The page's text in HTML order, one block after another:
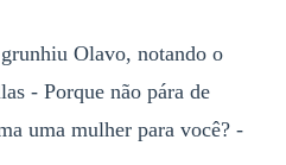
Olavo, notando o
- Porque não pára de
uma mulher para você? -